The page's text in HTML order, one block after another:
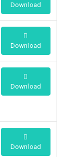
Download
Download
Download
Download